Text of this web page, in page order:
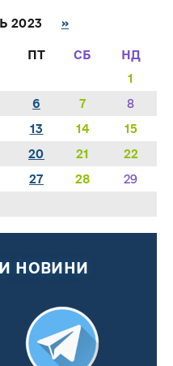
2023 »
ПТ СБ
НД
1
6 7
8
13 14
15
20 21
22
27 28
29
НОВИНИ